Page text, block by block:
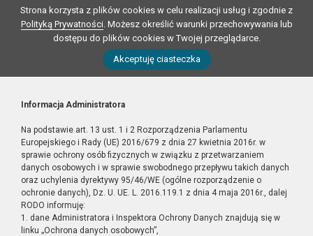
Strona korzysta z plików cookies w celu realizacji usług i zgodnie z
Polityką Prywatności. Możesz określić warunki przechowywania lub
dostępu do plików cookies w Twojej przeglądarce.
Akceptuję ciasteczka
Informacja Administratora
Na podstawie art. 13 ust. 1 i 2 Rozporządzenia Parlamentu
Europejskiego i Rady (UE) 2016/679 z dnia 27 kwietnia 2016r. w
sprawie ochrony osób fizycznych w związku z przetwarzaniem
danych osobowych i w sprawie swobodnego przepływu takich danych
oraz uchylenia dyrektywy 95/46/WE (ogólne rozporządzenie o
ochronie danych), Dz. U. UE. L. 2016.119.1 z dnia 4 maja 2016r., dalej
RODO informuję:
1. dane Administratora i Inspektora Ochrony Danych znajdują się w
linku „Ochrona danych osobowych”,